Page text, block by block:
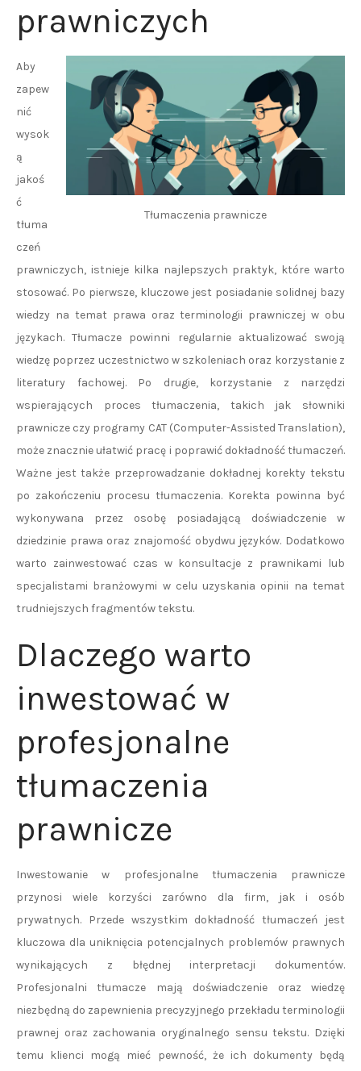
prawniczych
Tłumaczenia prawnicze
Aby
zapew
nić
wysok
ą
jakoś
ć
tłuma
czeń
prawniczych, istnieje kilka najlepszych praktyk, które warto
stosować. Po pierwsze, kluczowe jest posiadanie solidnej bazy
wiedzy na temat prawa oraz terminologii prawniczej w obu
językach. Tłumacze powinni regularnie aktualizować swoją
wiedzę poprzez uczestnictwo w szkoleniach oraz korzystanie z
literatury fachowej. Po drugie, korzystanie z narzędzi
wspierających proces tłumaczenia, takich jak słowniki
prawnicze czy programy CAT (Computer-Assisted Translation),
może znacznie ułatwić pracę i poprawić dokładność tłumaczeń.
Ważne jest także przeprowadzanie dokładnej korekty tekstu
po zakończeniu procesu tłumaczenia. Korekta powinna być
wykonywana przez osobę posiadającą doświadczenie w
dziedzinie prawa oraz znajomość obydwu języków. Dodatkowo
warto zainwestować czas w konsultacje z prawnikami lub
specjalistami branżowymi w celu uzyskania opinii na temat
trudniejszych fragmentów tekstu.
Dlaczego warto
inwestować w
profesjonalne
tłumaczenia
prawnicze
Inwestowanie w profesjonalne tłumaczenia prawnicze
przynosi wiele korzyści zarówno dla firm, jak i osób
prywatnych. Przede wszystkim dokładność tłumaczeń jest
kluczowa dla uniknięcia potencjalnych problemów prawnych
wynikających z błędnej interpretacji dokumentów.
Profesjonalni tłumacze mają doświadczenie oraz wiedzę
niezbędną do zapewnienia precyzyjnego przekładu terminologii
prawnej oraz zachowania oryginalnego sensu tekstu. Dzięki
temu klienci mogą mieć pewność, że ich dokumenty będą